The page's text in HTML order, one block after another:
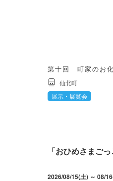
第十回 町家のお
仙北町
展示・展覧会
「おひめさまご
2026/08/15(土) ～ 08/